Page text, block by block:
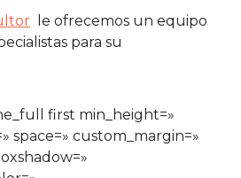
le ofrecemos un equipo
para su
first min_height=»
space=» custom_margin=»